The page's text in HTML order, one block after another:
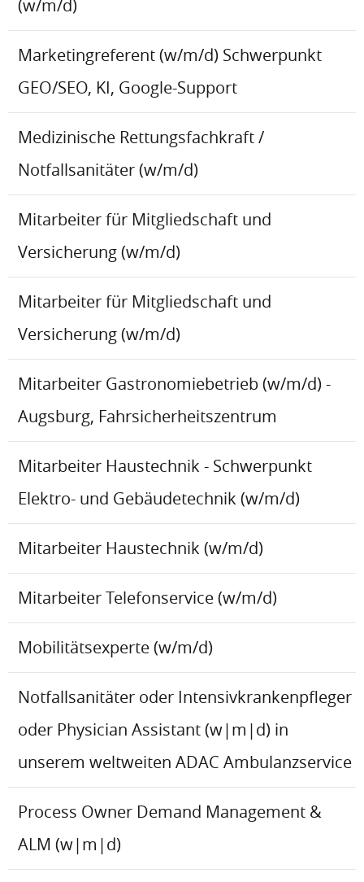
(w/m/d)
Marketingreferent (w/m/d) Schwerpunkt
GEO/SEO, KI, Google-Support
Medizinische Rettungsfachkraft /
Notfallsanitäter (w/m/d)
Mitarbeiter für Mitgliedschaft und
Versicherung (w/m/d)
Mitarbeiter für Mitgliedschaft und
Versicherung (w/m/d)
Mitarbeiter Gastronomiebetrieb (w/m/d) -
Augsburg, Fahrsicherheitszentrum
Mitarbeiter Haustechnik - Schwerpunkt
Elektro- und Gebäudetechnik (w/m/d)
Mitarbeiter Haustechnik (w/m/d)
Mitarbeiter Telefonservice (w/m/d)
Mobilitätsexperte (w/m/d)
Notfallsanitäter oder Intensivkrankenpfleger
oder Physician Assistant (w|m|d) in
unserem weltweiten ADAC Ambulanzservice
Process Owner Demand Management &
ALM (w|m|d)